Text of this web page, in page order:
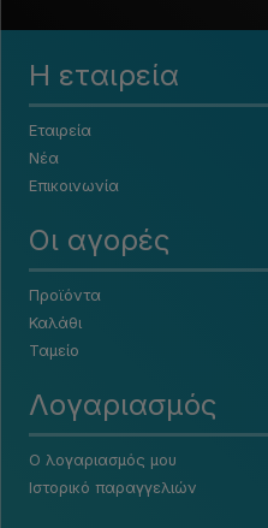
Η εταιρεία
Εταιρεία
Νέα
Επικοινωνία
Οι αγορές
Προϊόντα
Καλάθι
Ταμείο
Λογαριασμός
Ο λογαριασμός μου
Ιστορικό παραγγελιών